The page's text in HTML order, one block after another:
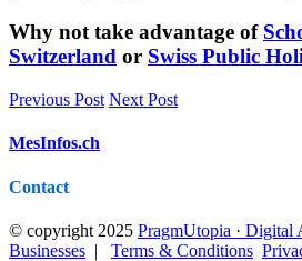
Why not take advantage of
Switzerland or Swiss Public
Previous Post Next Post
MesInfos.ch
Contact
© copyright 2025 PragmUtopia · Digital
Businesses | Terms & Conditions